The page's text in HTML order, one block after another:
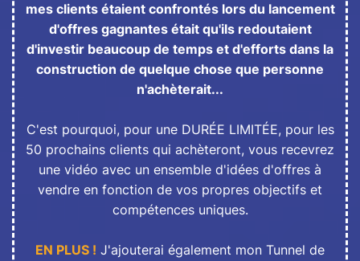
mes clients étaient confrontés lors du lancement
d'offres gagnantes était qu'ils redoutaient
d'investir beaucoup de temps et d'efforts dans la
construction de quelque chose que personne
n'achèterait...
C'est pourquoi, pour une DURÉE LIMITÉE, pour les
50 prochains clients qui achèteront, vous recevrez
une vidéo avec un ensemble d'idées d'offres à
vendre en fonction de vos propres objectifs et
compétences uniques.
EN PLUS ! J'ajouterai également mon Tunnel de